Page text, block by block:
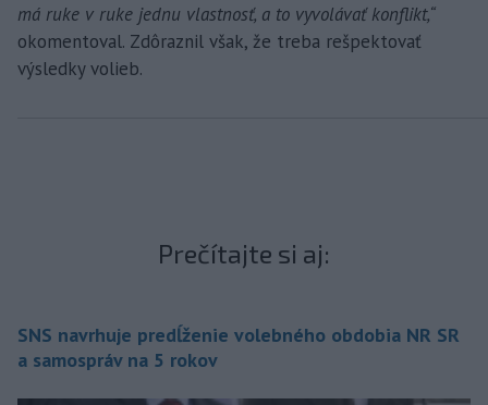
má ruke v ruke jednu vlastnosť, a to vyvolávať konflikt,“
okomentoval. Zdôraznil však, že treba rešpektovať
výsledky volieb.
Prečítajte si aj:
SNS navrhuje predĺženie volebného obdobia NR SR
a samospráv na 5 rokov